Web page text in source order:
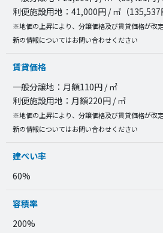
利便施設用地：41,000円 / ㎡（135,537
※地価の上昇により、分譲価格及び賃貸価格が改
新の情報についてはお問い合わせください
賃貸価格
一般分譲地：月額110円 / ㎡
利便施設用地：月額220円 / ㎡
※地価の上昇により、分譲価格及び賃貸価格が改
新の情報についてはお問い合わせください
建ぺい率
60%
容積率
200%